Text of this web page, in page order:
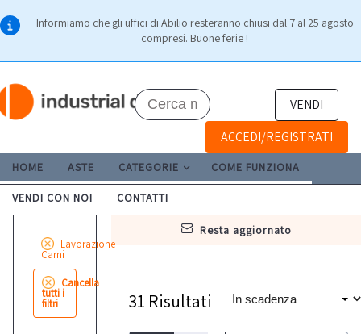
Informiamo che gli uffici di Abilio resteranno chiusi dal 7 al 25 agosto
compresi. Buone ferie !
VENDI
ACCEDI/REGISTRATI
HOME ASTE CATEGORIE COME FUNZIONA
VENDI CON NOI CONTATTI
resta aggiornato
Lavorazione
Carni
Cancella
tutti i
filtri 31 Risultati